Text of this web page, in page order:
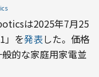
は2025年7月25
」を発表した。価格
的な家庭用家電並